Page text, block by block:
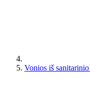
Vonios iš